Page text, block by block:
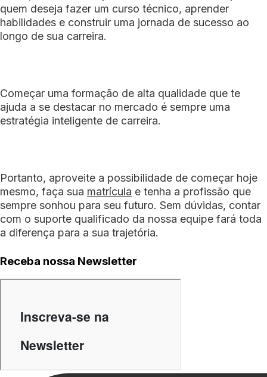
quem deseja fazer um curso técnico, aprender
habilidades e construir uma jornada de sucesso ao
longo de sua carreira.
Começar uma formação de alta qualidade que te
ajuda a se destacar no mercado é sempre uma
estratégia inteligente de carreira.
Portanto, aproveite a possibilidade de começar hoje
mesmo, faça sua matrícula e tenha a profissão que
sempre sonhou para seu futuro. Sem dúvidas, contar
com o suporte qualificado da nossa equipe fará toda
a diferença para a sua trajetória.
Receba nossa Newsletter